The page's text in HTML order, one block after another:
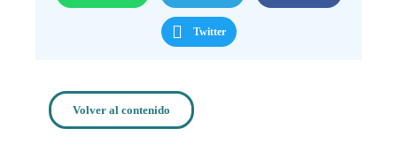
Twitter
Volver al contenido